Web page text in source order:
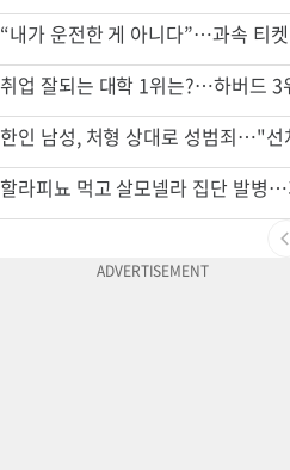
취업 잘되는 대학 1위는?…하버드 3